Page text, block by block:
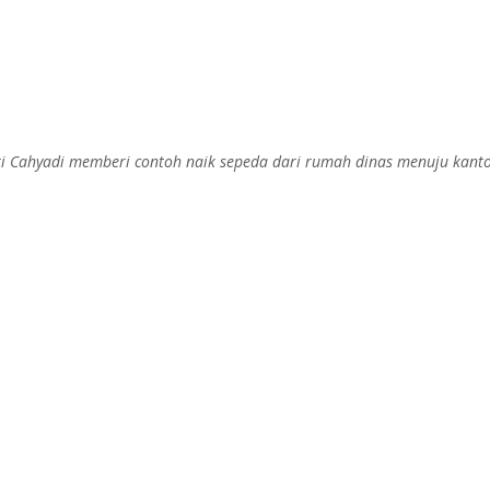
Cahyadi memberi contoh naik sepeda dari rumah dinas menuju